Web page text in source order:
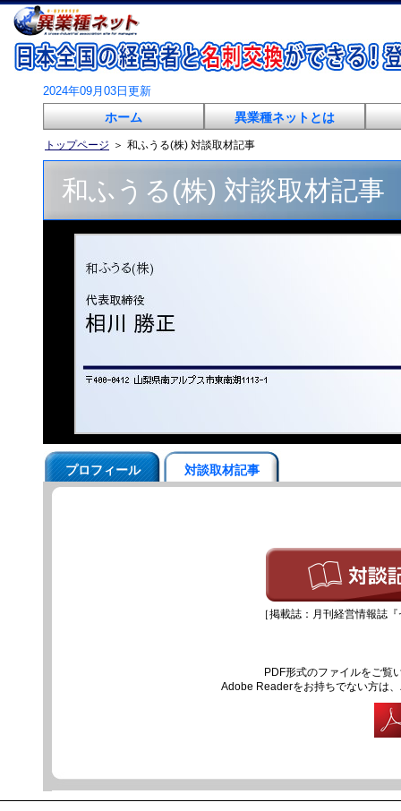
2024年09月03日更新
ホーム 異業種ネットとは
トップページ ＞ 和ふうる(株) 対談取材記事
和ふうる(株) 対談取材記事
プロフィール 対談取材記事
［掲載誌：月刊経営情報誌
PDF形式のファイルをご覧
Adobe Readerをお持ちでない方は